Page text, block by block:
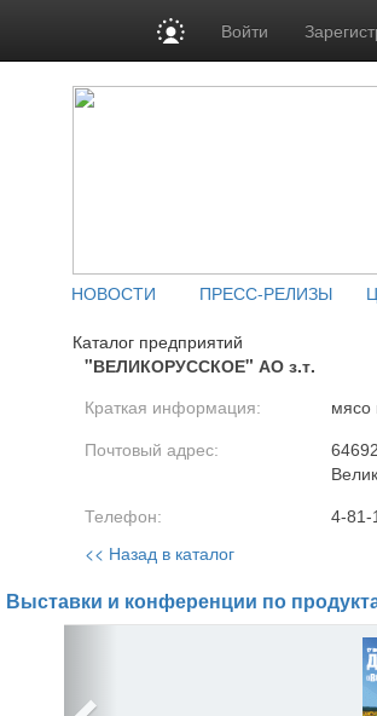
Войти
НОВОСТИ ПРЕСС-РЕЛИЗЫ
Каталог предприятий
"ВЕЛИКОРУССКОЕ" АО з.т.
Краткая информация: мясо
Почтовый адрес:
Телефон: 4-81-
<< Назад в каталог
Выставки и конференции по